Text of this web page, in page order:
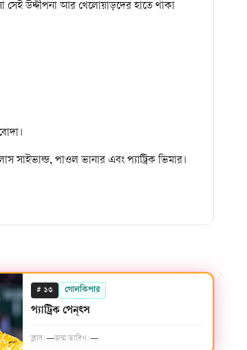
সেই উদ্দীপনা আর খেলোয়াড়দের হাতে থাকা
সাইভাল্ড, পাওল ভানার এবং প্যাট্রিক ভিমার।
# ১৩ গোলকিপার
প্যাট্রিক পেন্ৎস
ক্লাব:—জন্ম তারিখ:—